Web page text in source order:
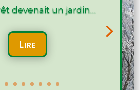
devenait un jardin…
Lire